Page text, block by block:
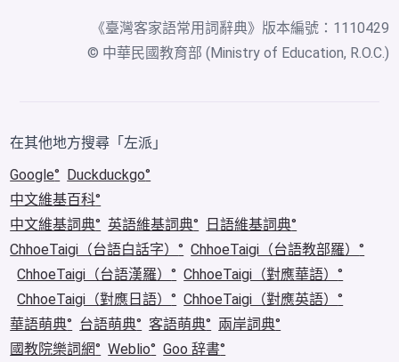
《臺灣客家語常用詞辭典》版本編號：1110429
© 中華民國教育部 (Ministry of Education, R.O.C.)
在其他地方搜尋「左派」
Google
Duckduckgo
中文維基百科
中文維基詞典
英語維基詞典
日語維基詞典
ChhoeTaigi（台語白話字）
ChhoeTaigi（台語教部羅）
ChhoeTaigi（台語漢羅）
ChhoeTaigi（對應華語）
ChhoeTaigi（對應日語）
ChhoeTaigi（對應英語）
華語萌典
台語萌典 客語萌典
兩岸詞典
國教院樂詞網
Weblio Goo 辞書